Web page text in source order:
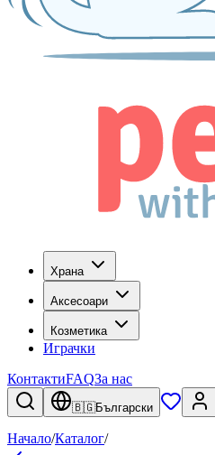
Храна
Аксесоари
Козметика
Играчки
КонтактиFAQЗа нас
🇧🇬Български
Начало/Каталог/